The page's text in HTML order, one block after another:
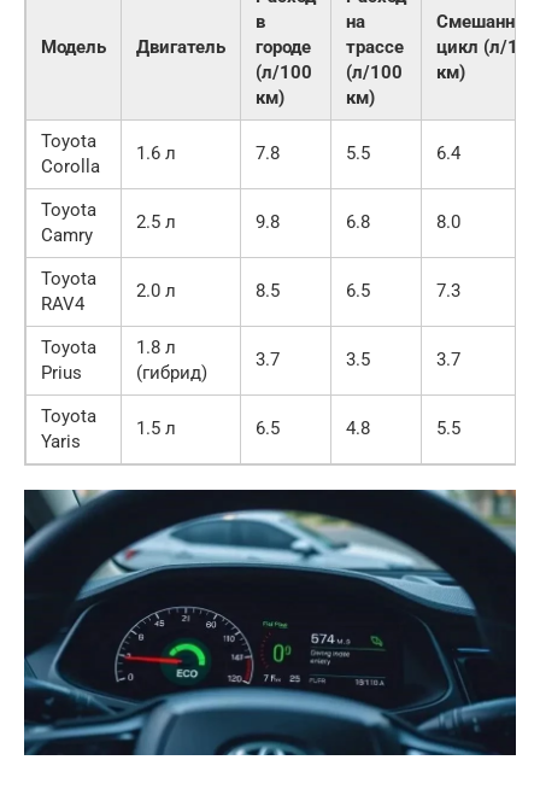
Модель Двигатель
в
городе
(л/100
км)
на
трассе
(л/100
км)
Смешанный
цикл (л/100
км)
Toyota
Corolla
1.6 л 7.8 5.5 6.4
Toyota
Camry
2.5 л 9.8 6.8 8.0
Toyota
RAV4
2.0 л 8.5 6.5 7.3
Toyota
Prius
1.8 л
(гибрид)
3.7 3.5 3.7
Toyota
Yaris
1.5 л 6.5 4.8 5.5